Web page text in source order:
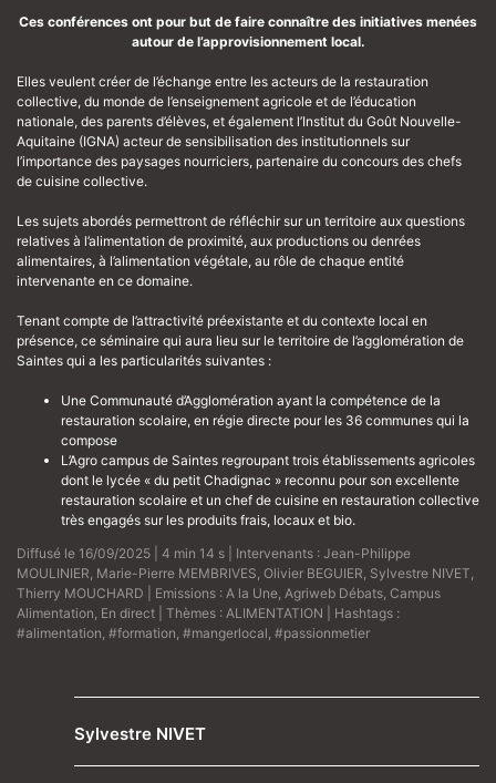
Ces conférences ont pour but de faire connaître des initiatives menées
autour de l’approvisionnement local.
Elles veulent créer de l’échange entre les acteurs de la restauration
collective, du monde de l’enseignement agricole et de l’éducation
nationale, des parents d’élèves, et également l’Institut du Goût Nouvelle-
Aquitaine (IGNA) acteur de sensibilisation des institutionnels sur
l’importance des paysages nourriciers, partenaire du concours des chefs
de cuisine collective.
Les sujets abordés permettront de réfléchir sur un territoire aux questions
relatives à l’alimentation de proximité, aux productions ou denrées
alimentaires, à l’alimentation végétale, au rôle de chaque entité
intervenante en ce domaine.
Tenant compte de l’attractivité préexistante et du contexte local en
présence, ce séminaire qui aura lieu sur le territoire de l’agglomération de
Saintes qui a les particularités suivantes :
Une Communauté d’Agglomération ayant la compétence de la
restauration scolaire, en régie directe pour les 36 communes qui la
compose
L’Agro campus de Saintes regroupant trois établissements agricoles
dont le lycée « du petit Chadignac » reconnu pour son excellente
restauration scolaire et un chef de cuisine en restauration collective
très engagés sur les produits frais, locaux et bio.
Diffusé le 16/09/2025 | 4 min 14 s | Intervenants : Jean-Philippe
MOULINIER Marie-Pierre MEMBRIVES Olivier BEGUIER Sylvestre NIVET
Thierry MOUCHARD | Emissions : A la Une Agriweb Débats Campus
Alimentation En direct | Thèmes : ALIMENTATION | Hashtags :
#alimentation #formation #mangerlocal #passionmetier
Sylvestre NIVET